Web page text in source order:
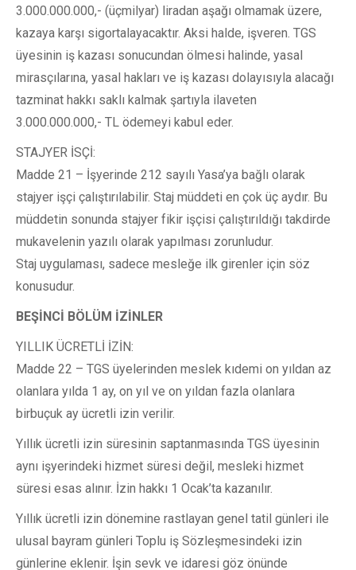
3.000.000.000,- (üçmilyar) liradan aşağı olmamak üzere,
kazaya karşı sigortalayacaktır. Aksi halde, işveren. TGS
üyesinin iş kazası sonucundan ölmesi halinde, yasal
mirasçılarına, yasal hakları ve iş kazası dolayısıyla alacağı
tazminat hakkı saklı kalmak şartıyla ilaveten
3.000.000.000,- TL ödemeyi kabul eder.
STAJYER İSÇİ:
Madde 21 – İşyerinde 212 sayılı Yasa’ya bağlı olarak
stajyer işçi çalıştırılabilir. Staj müddeti en çok üç aydır. Bu
müddetin sonunda stajyer fikir işçisi çalıştırıldığı takdirde
mukavelenin yazılı olarak yapılması zorunludur.
Staj uygulaması, sadece mesleğe ilk girenler için söz
konusudur.
BEŞİNCİ BÖLÜM İZİNLER
YILLIK ÜCRETLİ İZİN:
Madde 22 – TGS üyelerinden meslek kıdemi on yıldan az
olanlara yılda 1 ay, on yıl ve on yıldan fazla olanlara
birbuçuk ay ücretli izin verilir.
Yıllık ücretli izin süresinin saptanmasında TGS üyesinin
aynı işyerindeki hizmet süresi değil, mesleki hizmet
süresi esas alınır. İzin hakkı 1 Ocak’ta kazanılır.
Yıllık ücretli izin dönemine rastlayan genel tatil günleri ile
ulusal bayram günleri Toplu iş Sözleşmesindeki izin
günlerine eklenir. İşin sevk ve idaresi göz önünde